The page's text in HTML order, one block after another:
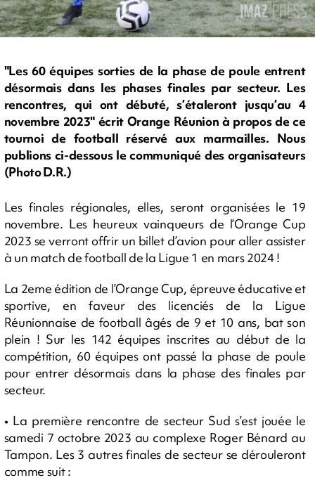
"Les 60 équipes sorties de la phase de poule entrent
désormais dans les phases finales par secteur. Les
rencontres, qui ont débuté, s’étaleront jusqu’au 4
novembre 2023" écrit Orange Réunion à propos de ce
tournoi de football réservé aux marmailles. Nous
publions ci-dessous le communiqué des organisateurs
(Photo D.R.)
Les finales régionales, elles, seront organisées le 19
novembre. Les heureux vainqueurs de l’Orange Cup
2023 se verront offrir un billet d’avion pour aller assister
à un match de football de la Ligue 1 en mars 2024 !
La 2eme édition de l’Orange Cup, épreuve éducative et
sportive, en faveur des licenciés de la Ligue
Réunionnaise de football âgés de 9 et 10 ans, bat son
plein ! Sur les 142 équipes inscrites au début de la
compétition, 60 équipes ont passé la phase de poule
pour entrer désormais dans la phase des finales par
secteur.
• La première rencontre de secteur Sud s’est jouée le
samedi 7 octobre 2023 au complexe Roger Bénard au
Tampon. Les 3 autres finales de secteur se dérouleront
comme suit :